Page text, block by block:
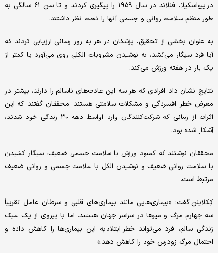
در ییواسکیلا، فنلاند در سال ۱۹۵۹ را پیگیری کردند و تا سن ۶۱ سالگی به
طور منظم سلامت روانی و جسمی آنها را تحت نظر داشتند.
به عنوان بخشی از تحقیق، پزشکان در هر به روز رسانی ارزیابی کردند که
آیا فرد سیگار می‌کشد، به نوشیدن مشروبات الکلی روی می‌آورد یا کمتر از
یک بار در هفته ورزش می‌کند.
نتایج نشان داد افرادی که هر سه این عادت‌های ناسالم را دارند، بیشتر در
معرض خطر افسردگی و مشکلات سلامتی هستند. محققان گفتند که این
اثرات از زمانی که شرکت‌کنندگان وارد اواسط دهه ۳۰ زندگی خود شدند،
آشکار شده بود.
محققان نوشتند که کمبود ورزش با سلامت جسمی ضعیف، سیگار کشیدن
با سلامت روانی ضعیف و نوشیدن الکل با سلامت جسمی و روانی ضعیف
مرتبط است.
کِکِلاینن گفت: «بیماری‌هایی مانند بیماری‌های قلبی و سرطان عامل تقریباً
سه چهارم مرگ و میرها در سراسر جهان هستند. اما با پیروی از یک سبک
زندگی سالم، فرد می‌تواند خطر ابتلاء به این بیماری‌ها را کاهش داده و
احتمال مرگ زودرس خود را کاهش دهد.»